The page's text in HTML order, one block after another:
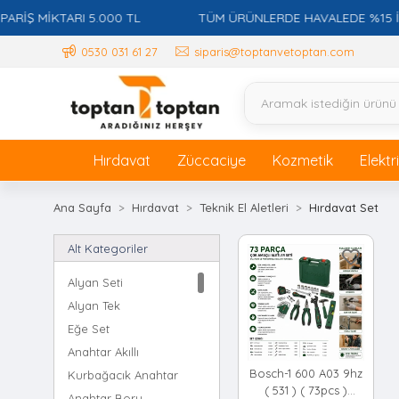
MİKTARI 5.000 TL TÜM ÜRÜNLERDE HAVALEDE %15
0530 031 61 27 siparis@toptanvetoptan.com
Hırdavat Züccaciye Kozmetik
Ana Sayfa Hırdavat Teknik El Aletleri Hırdavat Set
Alt Kategoriler
Alyan Seti
Alyan Tek
Eğe Set
Anahtar Akıllı
Kurbağacık Anahtar
Bosch-1 600 A03 9hz
( 531 ) ( 73pcs )